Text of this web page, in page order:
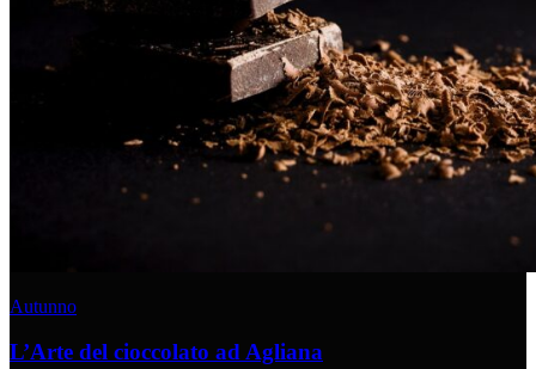
Autunno
L’Arte del cioccolato ad Agliana